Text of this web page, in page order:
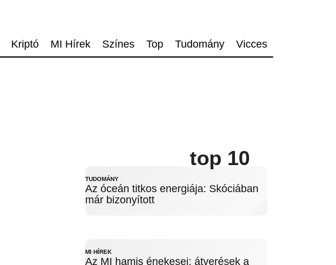
Kriptó MI Hírek Színes Top Tudomány Vicces
top 10
TUDOMÁNY
Az óceán titkos energiája: Skóciában
már bizonyított
MI HÍREK
Az MI hamis énekesei: átverések a